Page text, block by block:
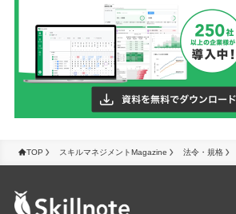
TOP スキルマネジメントMagazine 法令・規格